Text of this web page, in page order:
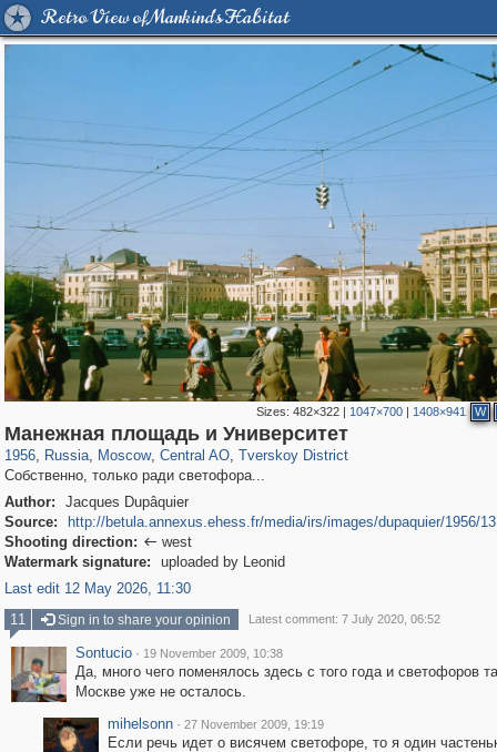
Retro View of Mankind's Habitat
Sizes: 482×322| 1047×700| 1408×941 W
Манежная площадь и Университет
1956, Russia
1,406,291 29,243
, Moscow
319,780 8,286
, Central AO
159,978 5,916
, Tverskoy District
53,034 2,283
Собственно, только ради светофора...
Author:
Jacques Dupâquier
Source:
http://betula.annexus.ehess.fr/media/irs/images/dupaquier/1956/13
Shooting direction:  west
Watermark signature:
uploaded by Leonid
Last edit 12 May 2026, 11:30
11
Sign in to share your opinion Latest comment: 7 July 2020, 06:52
Sontucio · 19 November 2009, 10:38
Да, много чего поменялось здесь с того года и светофоров
Москве уже не осталось.
mihelsonn · 27 November 2009, 19:19
Если речь идет о висячем светофоре, то я один